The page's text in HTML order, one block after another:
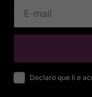
Declaro que li e